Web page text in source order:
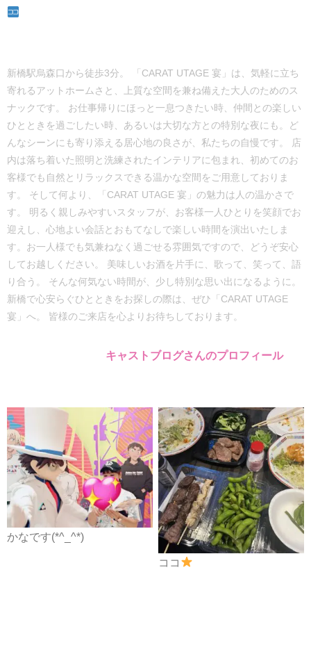
新橋駅烏森口から徒歩3分。 「CARAT UTAGE 宴」は、気軽に立ち
寄れるアットホームさと、上質な空間を兼ね備えた大人のためのス
ナックです。 お仕事帰りにほっと一息つきたい時、仲間との楽しい
ひとときを過ごしたい時、あるいは大切な方との特別な夜にも。ど
んなシーンにも寄り添える居心地の良さが、私たちの自慢です。 店
内は落ち着いた照明と洗練されたインテリアに包まれ、初めてのお
客様でも自然とリラックスできる温かな空間をご用意しておりま
す。 そして何より、「CARAT UTAGE 宴」の魅力は人の温かさで
す。 明るく親しみやすいスタッフが、お客様一人ひとりを笑顔でお
迎えし、心地よい会話とおもてなしで楽しい時間を演出いたしま
す。お一人様でも気兼ねなく過ごせる雰囲気ですので、どうぞ安心
してお越しください。 美味しいお酒を片手に、歌って、笑って、語
り合う。 そんな何気ない時間が、少し特別な思い出になるように。
新橋で心安らぐひとときをお探しの際は、ぜひ「CARAT UTAGE
宴」へ。 皆様のご来店を心よりお待ちしております。
キャストブログさんのプロフィール
かなです(*^_^*)
ココ